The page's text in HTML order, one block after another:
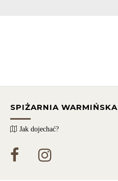
SPIŻARNIA WARMIŃSKA
Jak dojechać?